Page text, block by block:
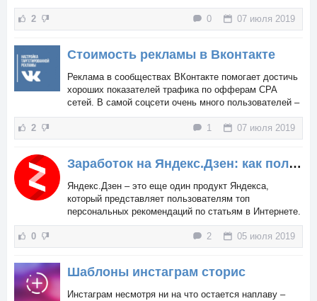
заработать – например, когда была выбрана тематика
средств для потенции, доходность составила 337%
при вложении 156 тысяч рублей в трафик. На один
2 0 07 июля 2019
Стоимость рекламы в Вконтакте
Реклама в сообществах ВКонтакте помогает достичь
хороших показателей трафика по офферам CPA
сетей. В самой соцсети очень много пользователей –
несколько десятков миллионов, а групп более ста
тысяч, поэтому вероятность заполучить новый
уникальный трафик возрастает. Рекламу у групп
2 1 07 июля 2019
Заработок на Яндекс.Дзен: как получить трафик
Яндекс.Дзен – это еще один продукт Яндекса,
который представляет пользователям топ
персональных рекомендаций по статьям в Интернете.
Сервис получил очень широкий охват благодаря
правильному позиционированию...
0 2 05 июля 2019
Шаблоны инстаграм сторис
Инстаграм несмотря ни на что остается наплаву –